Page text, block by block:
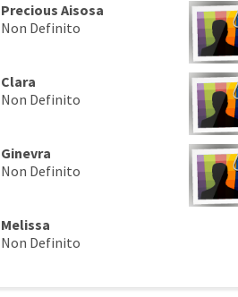
Precious Aisosa
Non Definito
Clara
Non Definito
Ginevra
Non Definito
Melissa
Non Definito